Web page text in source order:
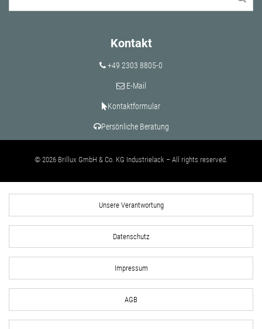
Kontakt
+49 2303 8805-0
E-Mail
Kontaktformular
Persönliche Beratung
© 2026 Brillux GmbH & Co. KG Industrielack – All rights reserved.
Unsere Verantwortung
Datenschutz
Impressum
AGB